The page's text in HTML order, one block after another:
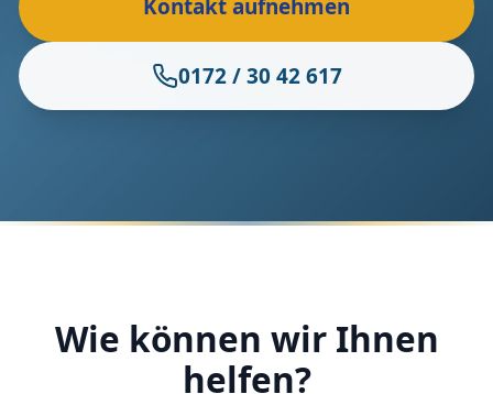
Kontakt aufnehmen
0172 / 30 42 617
Wie können wir Ihnen
helfen?